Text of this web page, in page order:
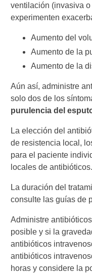
ventilación (invasiva
experimenten
Aumento del
Aumento de la
Aumento de la
Aún así, administre
solo dos de los
purulencia del
La elección del
de resistencia local,
para el paciente
locales de antibióticos.
La duración del
consulte las guías de
Administre
posible y si la
antibióticos
antibióticos
horas y considere la